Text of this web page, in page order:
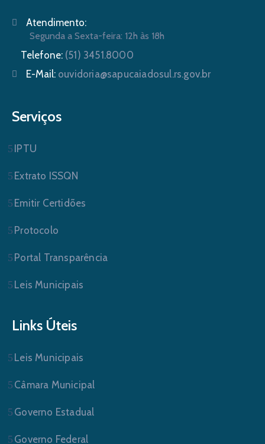
Atendimento:
Segunda a Sexta-feira: 12h às 18h
Telefone: (51) 3451.8000
E-Mail: ouvidoria@sapucaiadosul.rs.gov.br
Serviços
IPTU
Extrato ISSQN
Emitir Certidões
Protocolo
Portal Transparência
Leis Municipais
Links Úteis
Leis Municipais
Câmara Municipal
Governo Estadual
Governo Federal